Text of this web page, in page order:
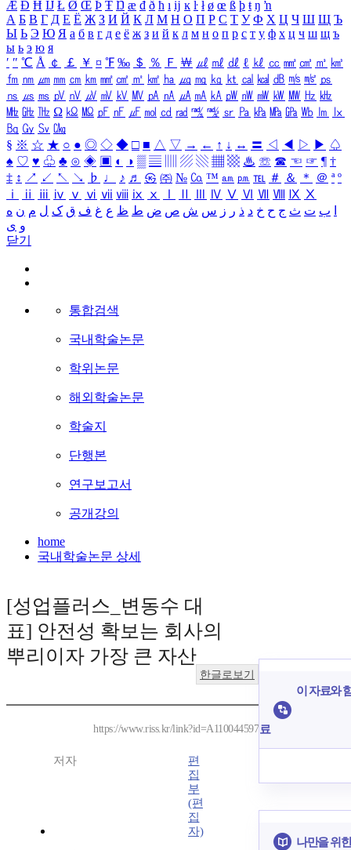
Æ Ð Ħ Ĳ Ł Ø Œ Þ Ŧ Ŋ æ đ ð ħ ı ĳ ĸ ŀ ł ø œ ß þ ŧ ŋ ŉ
А Б В Г Д Е Ё Ж З И Й К Л М Н О П Р С Т У Ф Х Ц Ч Ш Щ Ъ
Ы Ь Э Ю Я а б в г д е ё ж з и й к л м н о п р с т у ф х ц ч ш щ ъ
ы ь э ю я
′ ″ ℃ Å ￠ ￡ ￥ ¤ ℉ ‰ ＄ ％ Ｆ ￦ ㎕ ㎖ ㎗ ℓ ㎘ ㏄ ㎣ ㎤ ㎥ ㎦
㎙ ㎚ ㎛ ㎜ ㎝ ㎞ ㎟ ㎠ ㎡ ㎢ ㏊ ㎍ ㎎ ㎏ ㏏ ㎈ ㎉ ㏈ ㎧ ㎨ ㎰
㎱ ㎲ ㎳ ㎴ ㎵ ㎶ ㎷ ㎸ ㎹ ㎀ ㎁ ㎂ ㎃ ㎄ ㎺ ㎻ ㎽ ㎾ ㎿ ㎐ ㎑
㎒ ㎓ ㎔ Ω ㏀ ㏁ ㎊ ㎋ ㎌ ㏖ ㏅ ㎭ ㎮ ㎯ ㏛ ㎩ ㎪ ㎫ ㎬ ㏝ ㏐
㏓
㏃ ㏉ ㏜ ㏆
§ ※ ☆ ★ ○ ● ◎ ◇ ◆ □ ■ △ ▽ → ← ↑ ↓ ↔ 〓 ◁ ◀ ▷ ▶ ♤
♠ ♡ ♥ ♧ ♣ ⊙ ◈ ▣ ◐ ◑ ▒ ▤ ▨ ▧ ▦ ▩ ♨ ☏ ☎ ☜ ☞ ¶ †
‡ ↕ ↗ ↙ ↖ ↘ ♭ ♩ ♪ ♬ ㉿ ㈜ № ㏇ ™ ㏂ ㏘ ℡ ＃ ＆ ＊ ＠ ª º
ⅰ
ⅱ ⅲ ⅳ ⅴ ⅵ ⅶ ⅷ ⅸ ⅹ Ⅳ Ⅴ Ⅵ Ⅶ Ⅷ Ⅸ Ⅹ
ب ت ث ج ح خ د ذ ر ز س ش ص ض ط ظ ع غ ف ق ک ل م ن ه
و ی
닫기
통합검색
국내학술논문
학위논문
해외학술논문
학술지
단행본
연구보고서
공개강의
home
국내학술논문 상세
[성업플러스_변동수 대
표] 안전성 확보는 회사의
뿌리이자 가장 큰 자산
한글로보기
https://www.riss.kr/link?id=A110044597
저자
편
집
부
(편
집
자)
이 자료와
료
나만을 위